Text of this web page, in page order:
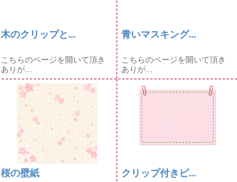
木のクリップと...
こちらのページを開いて頂き
ありが...
青いマスキング...
こちらのページを開いて頂き
ありが...
桜の壁紙 クリップ付きピ...